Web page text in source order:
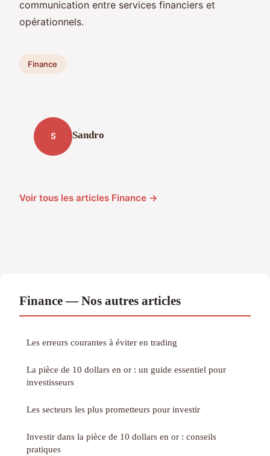
communication entre services financiers et
opérationnels.
Finance
S Sandro
Voir tous les articles Finance →
Finance — Nos autres articles
Les erreurs courantes à éviter en trading
La pièce de 10 dollars en or : un guide essentiel pour
investisseurs
Les secteurs les plus prometteurs pour investir
Investir dans la pièce de 10 dollars en or : conseils
pratiques